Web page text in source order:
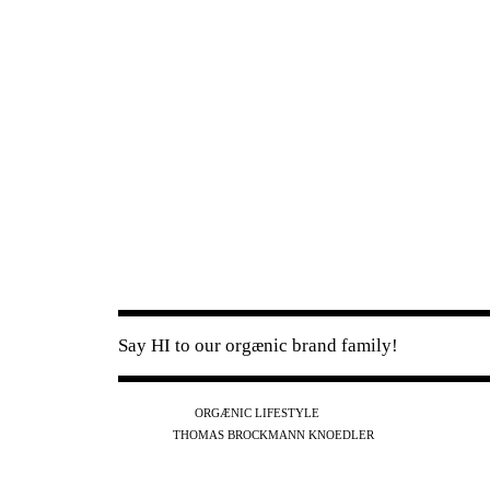
Say HI to our orgænic brand family!
ORGÆNIC LIFESTYLE
THOMAS BROCKMANN KNOEDLER